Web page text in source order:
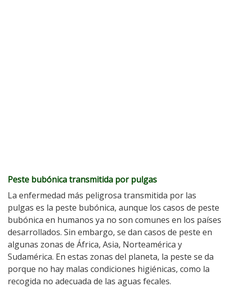
Peste bubónica transmitida por pulgas
La enfermedad más peligrosa transmitida por las
pulgas es la peste bubónica, aunque los casos de peste
bubónica en humanos ya no son comunes en los países
desarrollados. Sin embargo, se dan casos de peste en
algunas zonas de África, Asia, Norteamérica y
Sudamérica. En estas zonas del planeta, la peste se da
porque no hay malas condiciones higiénicas, como la
recogida no adecuada de las aguas fecales.